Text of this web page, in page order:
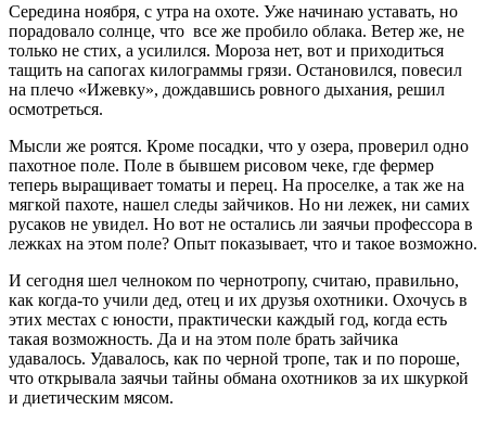
Середина ноября, с утра на охоте. Уже начинаю уставать, но
порадовало солнце, что все же пробило облака. Ветер же, не
только не стих, а усилился. Мороза нет, вот и приходиться
тащить на сапогах килограммы грязи. Остановился, повесил
на плечо «Ижевку», дождавшись ровного дыхания, решил
осмотреться.
Мысли же роятся. Кроме посадки, что у озера, проверил одно
пахотное поле. Поле в бывшем рисовом чеке, где фермер
теперь выращивает томаты и перец. На проселке, а так же на
мягкой пахоте, нашел следы зайчиков. Но ни лежек, ни самих
русаков не увидел. Но вот не остались ли заячьи профессора в
лежках на этом поле? Опыт показывает, что и такое возможно.
И сегодня шел челноком по чернотропу, считаю, правильно,
как когда-то учили дед, отец и их друзья охотники. Охочусь в
этих местах с юности, практически каждый год, когда есть
такая возможность. Да и на этом поле брать зайчика
удавалось. Удавалось, как по черной тропе, так и по пороше,
что открывала заячьи тайны обмана охотников за их шкуркой
и диетическим мясом.